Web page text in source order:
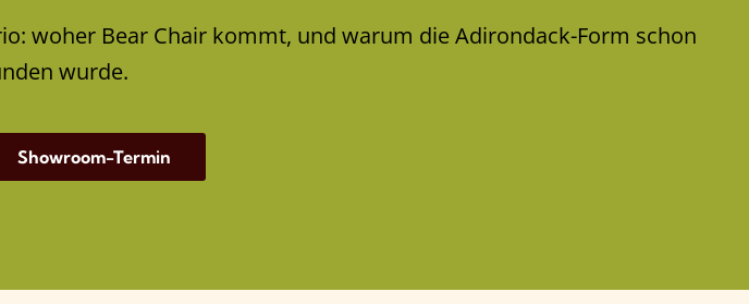
woher Bear Chair kommt, und warum die Adirondack-Form schon
wurde.
Showroom-Termin